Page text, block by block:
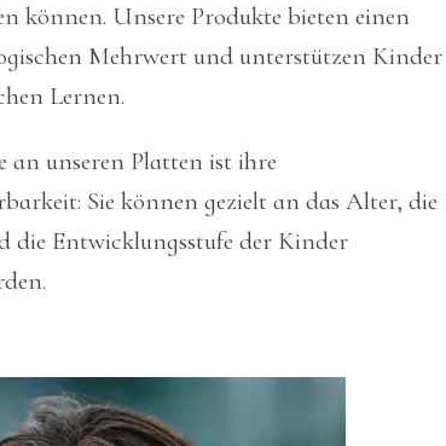
können. Unsere Produkte bieten einen
Mehrwert und unterstützen Kinder
Lernen.
an unseren Platten ist ihre
Sie können gezielt an das Alter, die
die Entwicklungsstufe der Kinder